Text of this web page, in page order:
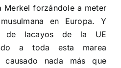
Merkel forzándole a meter
en Europa. Y
de lacayos de la UE
a toda esta marea
nada más que